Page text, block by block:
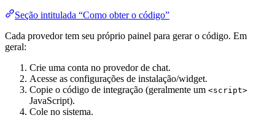
Seção intitulada “Como obter o código”
Cada provedor tem seu próprio painel para gerar o código. Em
geral:
Crie uma conta no provedor de chat.
Acesse as configurações de instalação/widget.
Copie o código de integração (geralmente um <script>
JavaScript).
Cole no sistema.